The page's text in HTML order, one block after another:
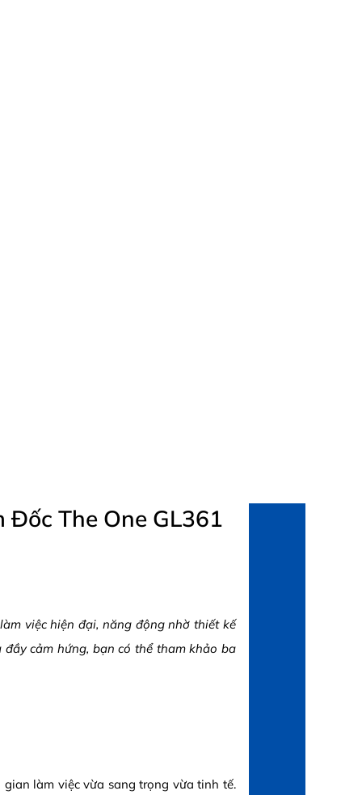
Đốc The One GL361
việc hiện đại, năng động nhờ thiết kế
cảm hứng, bạn có thể tham khảo ba
gian làm việc vừa sang trọng vừa tinh tế.